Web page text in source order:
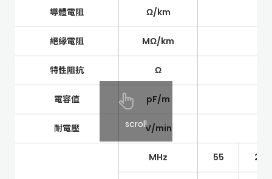
scroll
導體電阻 Ω/km
絕緣電阻 MΩ/km
特性阻抗 Ω
電容值 pF/m
耐電壓 V/min
MHz 55 211